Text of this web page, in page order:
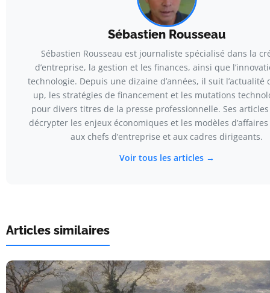
Sébastien Rousseau
Sébastien Rousseau est journaliste spécialisé dans la
d’entreprise, la gestion et les finances, ainsi que
technologie. Depuis une dizaine d’années, il suit l’actualité
up, les stratégies de financement et les mutations
pour divers titres de la presse professionnelle. Ses
décrypter les enjeux économiques et les modèles
aux chefs d’entreprise et aux cadres dirigeants.
Voir tous les articles →
Articles similaires